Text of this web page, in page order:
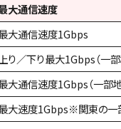
大通信速度
大通信速度1Gbps
上り／下り最大1Gbps（一
大通信速度1Gbps（一部
大速度1Gbps※関東の一